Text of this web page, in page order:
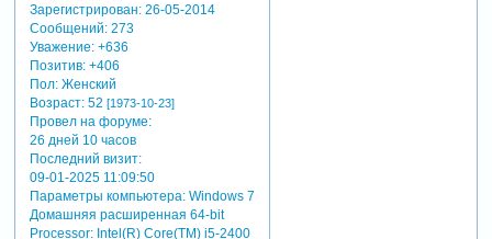
Зарегистрирован: 26-05-2014
Сообщений:273
Уважение: +636
Позитив: +406
Пол:Женский
Возраст:52 [1973-10-23]
Провел на форуме:
26 дней 10 часов
Последний визит:
09-01-2025 11:09:50
Параметры компьютера:Windows 7
Домашняя расширенная 64-bit
Processor: Intel(R) Core(TM) i5-2400